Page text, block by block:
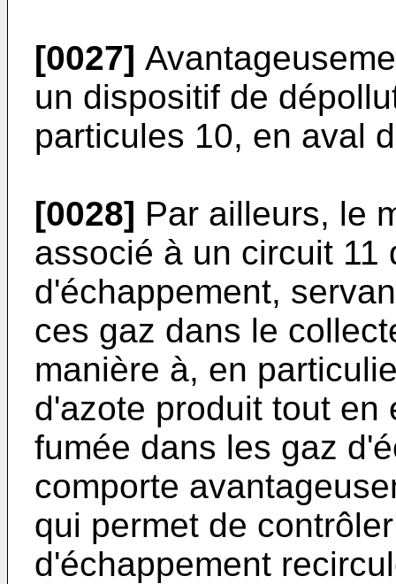
[0027]
un dispositif de
particules 10, en aval
[0028] Par ailleurs, le
associé à un circuit
d'échappement,
ces gaz dans le
manière à, en
d'azote produit tout en
fumée dans les gaz
comporte
qui permet de
d'échappement